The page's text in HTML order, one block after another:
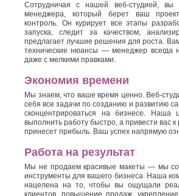
Сотрудничая с нашей веб-студией, вы
менеджера, который берет ваш
контроль. Он курирует все этапы
запуска, следит за качеством,
предлагает лучшие решения для роста.
технические нюансы — менеджер всегда
даже с мелкими правками.
Экономия времени
Мы знаем, что ваше время ценно. Веб-
себя все задачи по созданию и развитию
сконцентрироваться на бизнесе.
выполнить работу быстро, а привести вас к
принесет прибыль. Ваш успех напрямую
Работа на результат
Мы не продаем красивые макеты — мы
инструменты для вашего бизнеса. Наша
нацелена на то, чтобы вы ощущали
клиентов, повышение продаж,